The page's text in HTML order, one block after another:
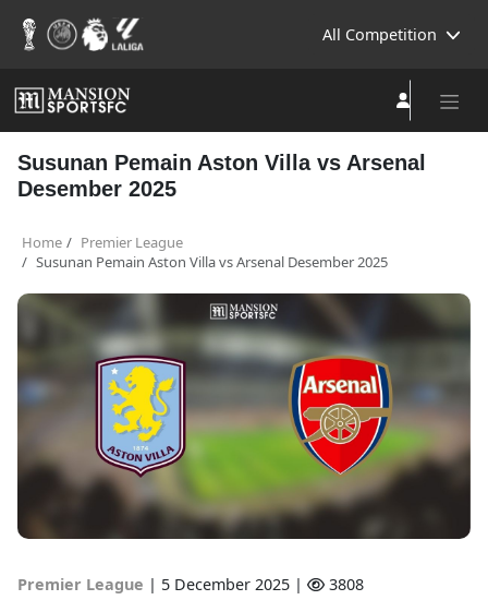
All Competition
Susunan Pemain Aston Villa vs Arsenal
Desember 2025
Home
Premier League
Susunan Pemain Aston Villa vs Arsenal Desember 2025
Premier League | 5 December 2025 |
3808